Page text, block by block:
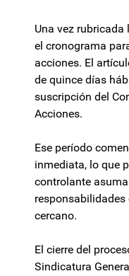
Una vez rubricada
el cronograma
acciones. El
de quince días
suscripción del
Acciones.
Ese período
inmediata, lo que
controlante
cercano.
El cierre del
Sindicatura